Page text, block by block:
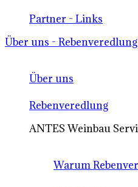
Partner - Links
Über uns -
Über uns
Rebenveredlung
ANTES Weinbau
Warum